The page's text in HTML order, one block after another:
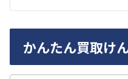
ESOTERIC AI-10
／ audio20221210-16
ESOTERIC AZ-1
／ audio20221210-17
かんたん買取け